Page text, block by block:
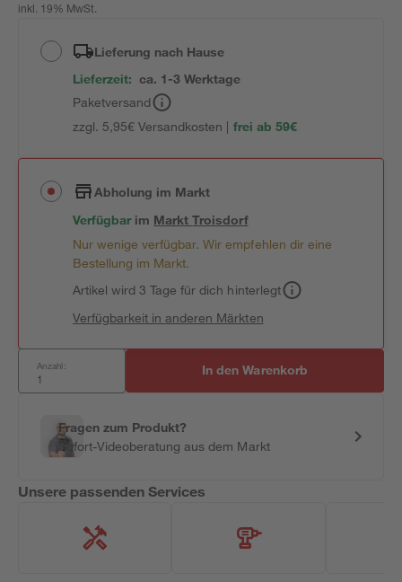
inkl. 19% MwSt.
Lieferung nach Hause
Lieferzeit: ca. 1-3 Werktage
Paketversand
zzgl. 5,95€ Versandkosten | frei ab 59€
Abholung im Markt
Verfügbar im MarktTroisdorf
Nur wenige verfügbar. Wir empfehlen dir eine
Bestellung im Markt.
Artikel wird 3 Tage für dich hinterlegt
Verfügbarkeit in anderen Märkten
Anzahl: In den Warenkorb
Fragen zum Produkt?
Sofort-Videoberatung aus dem Markt
Unsere passenden Services